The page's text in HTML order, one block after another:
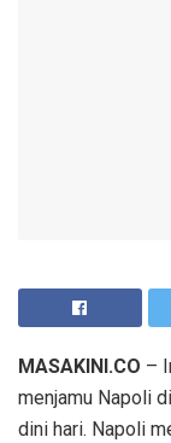
MASAKINI.CO –
menjamu Napoli
dini hari. Napoli